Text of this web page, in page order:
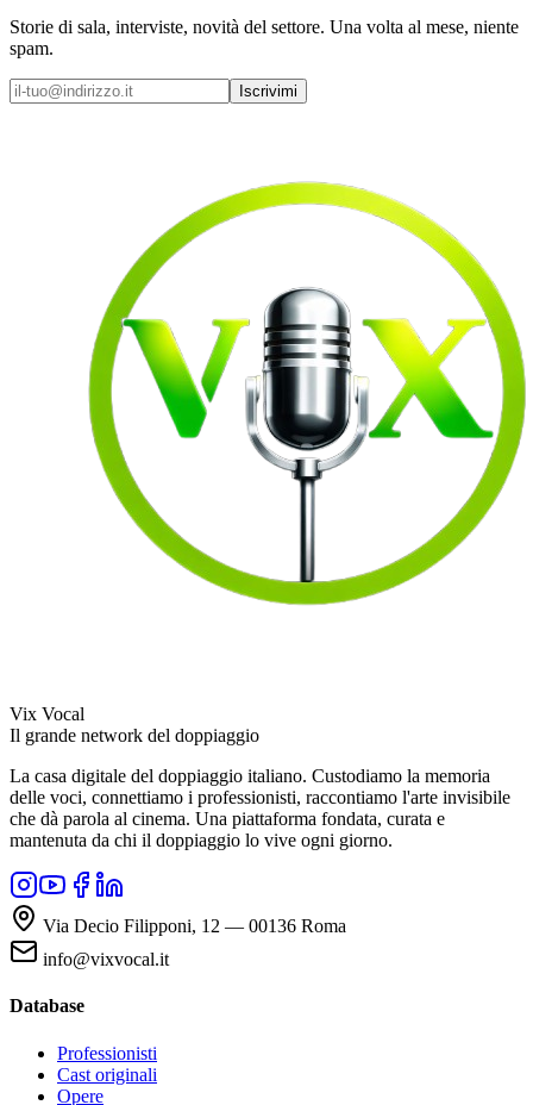
Storie di sala, interviste, novità del settore. Una volta al mese, niente
spam.
Iscrivimi
Vix Vocal
Il grande network del doppiaggio
La casa digitale del doppiaggio italiano. Custodiamo la memoria
delle voci, connettiamo i professionisti, raccontiamo l'arte invisibile
che dà parola al cinema. Una piattaforma fondata, curata e
mantenuta da chi il doppiaggio lo vive ogni giorno.
Via Decio Filipponi, 12 — 00136 Roma
info@vixvocal.it
Database
Professionisti
Cast originali
Opere